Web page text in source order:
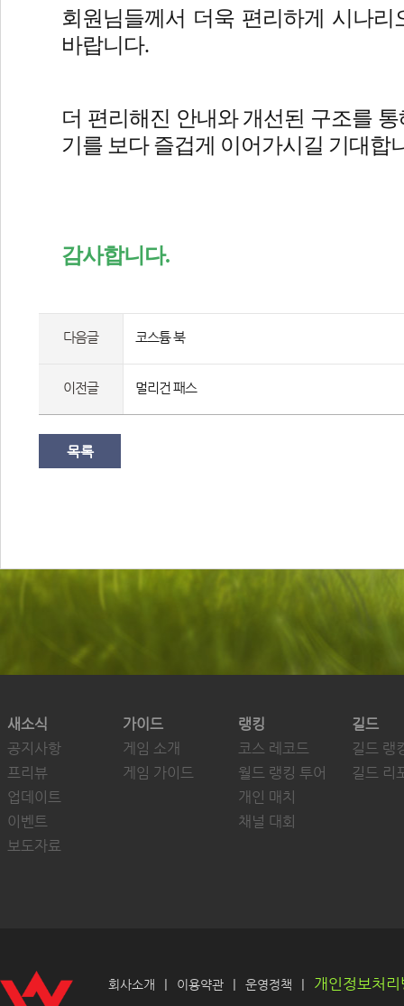
회원님들께서 더욱 편리하게 시나
바랍니다.
더 편리해진 안내와 개선된 구조를
기를 보다 즐겁게 이어가시길 기대합
감사합니다.
다음글 코스튬 북
이전글 멀리건 패스
목록
새소식
공지사항
프리뷰
업데이트
이벤트
보도자료
가이드
게임 소개
게임 가이드
랭킹
코스 레코드
월드 랭킹 투어
개인 매치
채널 대회
길드
길드 랭
길드 리
회사소개 이용약관 운영정책 개인정보처